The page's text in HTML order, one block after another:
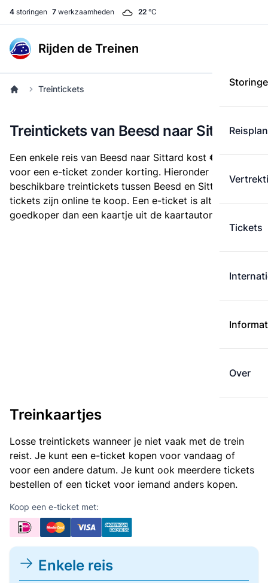
4 storingen 7 werkzaamheden 22 °C
Rijden de Treinen
Tickets
Over
Treintickets
Treintickets van Beesd naar Sittard
Een enkele reis van Beesd naar Sittard kost € 27,44
voor een e-ticket zonder korting. Hieronder staan alle
beschikbare treintickets tussen Beesd en Sittard. Deze
tickets zijn online te koop. Een e-ticket is altijd
goedkoper dan een kaartje uit de kaartautomaat.
Treinkaartjes
Losse treintickets wanneer je niet vaak met de trein
reist. Je kunt een e-ticket kopen voor vandaag of
voor een andere datum. Je kunt ook meerdere tickets
bestellen of een ticket voor iemand anders kopen.
Koop een e-ticket met:
Enkele reis